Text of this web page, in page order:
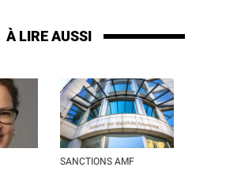
À LIRE AUSSI
SANCTIONS AMF